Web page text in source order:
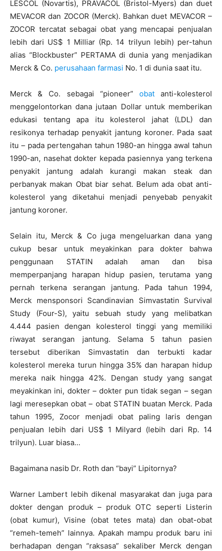
LESCOL (Novartis), PRAVACOL (Bristol-Myers) dan duet
MEVACOR dan ZOCOR (Merck). Bahkan duet MEVACOR –
ZOCOR tercatat sebagai obat yang mencapai penjualan
lebih dari US$ 1 Milliar (Rp. 14 trilyun lebih) per-tahun
alias “Blockbuster” PERTAMA di dunia yang menjadikan
Merck & Co. perusahaan farmasi No. 1 di dunia saat itu.
Merck & Co. sebagai “pioneer” obatanti-kolesterol
menggelontorkan dana jutaan Dollar untuk memberikan
edukasi tentang apa itu kolesterol jahat (LDL) dan
resikonya terhadap penyakit jantung koroner. Pada saat
itu – pada pertengahan tahun 1980-an hingga awal tahun
1990-an, nasehat dokter kepada pasiennya yang terkena
penyakit jantung adalah kurangi makan steak dan
perbanyak makan Obat biar sehat. Belum ada obat anti-
kolesterol yang diketahui menjadi penyebab penyakit
jantung koroner.
Selain itu, Merck & Co juga mengeluarkan dana yang
cukup besar untuk meyakinkan para dokter bahwa
penggunaan STATIN adalah aman dan bisa
memperpanjang harapan hidup pasien, terutama yang
pernah terkena serangan jantung. Pada tahun 1994,
Merck mensponsori Scandinavian Simvastatin Survival
Study (Four-S), yaitu sebuah study yang melibatkan
4.444 pasien dengan kolesterol tinggi yang memiliki
riwayat serangan jantung. Selama 5 tahun pasien
tersebut diberikan Simvastatin dan terbukti kadar
kolesterol mereka turun hingga 35% dan harapan hidup
mereka naik hingga 42%. Dengan study yang sangat
meyakinkan ini, dokter – dokter pun tidak segan – segan
lagi meresepkan obat – obat STATIN buatan Merck. Pada
tahun 1995, Zocor menjadi obat paling laris dengan
penjualan lebih dari US$ 1 Milyard (lebih dari Rp. 14
trilyun). Luar biasa…
Bagaimana nasib Dr. Roth dan “bayi” Lipitornya?
Warner Lambert lebih dikenal masyarakat dan juga para
dokter dengan produk – produk OTC seperti Listerin
(obat kumur), Visine (obat tetes mata) dan obat-obat
“remeh-temeh” lainnya. Apakah mampu produk baru ini
berhadapan dengan “raksasa” sekaliber Merck dengan